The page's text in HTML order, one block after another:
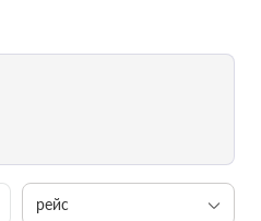
рейс